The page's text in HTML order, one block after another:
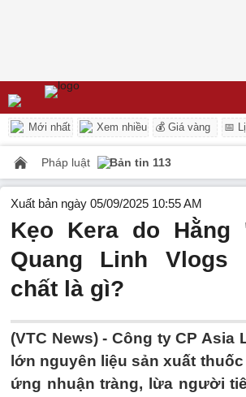
Mới nhất Xem nhiều 💰 Giá vàng 📅
Pháp luật Bản tin 113
Xuất bản ngày 05/09/2025 10:55 AM
Kẹo Kera do Hằng
Quang Linh Vlogs
chất là gì?
(VTC News) - Công ty CP Asia
lớn nguyên liệu sản xuất
ứng nhuận tràng, lừa người